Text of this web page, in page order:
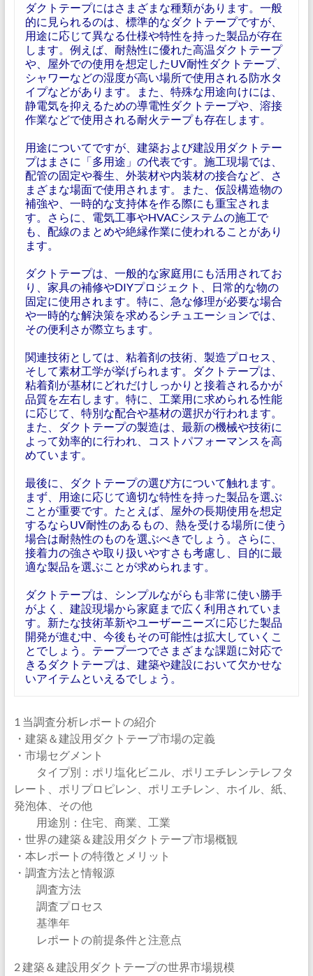
ダクトテープにはさまざまな種類があります。一般
的に見られるのは、標準的なダクトテープですが、
用途に応じて異なる仕様や特性を持った製品が存在
します。例えば、耐熱性に優れた高温ダクトテープ
や、屋外での使用を想定したUV耐性ダクトテープ、
シャワーなどの湿度が高い場所で使用される防水タ
イプなどがあります。また、特殊な用途向けには、
静電気を抑えるための導電性ダクトテープや、溶接
作業などで使用される耐火テープも存在します。
用途についてですが、建築および建設用ダクトテー
プはまさに「多用途」の代表です。施工現場では、
配管の固定や養生、外装材や内装材の接合など、さ
まざまな場面で使用されます。また、仮設構造物の
補強や、一時的な支持体を作る際にも重宝されま
す。さらに、電気工事やHVACシステムの施工で
も、配線のまとめや絶縁作業に使われることがあり
ます。
ダクトテープは、一般的な家庭用にも活用されてお
り、家具の補修やDIYプロジェクト、日常的な物の
固定に使用されます。特に、急な修理が必要な場合
や一時的な解決策を求めるシチュエーションでは、
その便利さが際立ちます。
関連技術としては、粘着剤の技術、製造プロセス、
そして素材工学が挙げられます。ダクトテープは、
粘着剤が基材にどれだけしっかりと接着されるかが
品質を左右します。特に、工業用に求められる性能
に応じて、特別な配合や基材の選択が行われます。
また、ダクトテープの製造は、最新の機械や技術に
よって効率的に行われ、コストパフォーマンスを高
めています。
最後に、ダクトテープの選び方について触れます。
まず、用途に応じて適切な特性を持った製品を選ぶ
ことが重要です。たとえば、屋外の長期使用を想定
するならUV耐性のあるもの、熱を受ける場所に使う
場合は耐熱性のものを選ぶべきでしょう。さらに、
接着力の強さや取り扱いやすさも考慮し、目的に最
適な製品を選ぶことが求められます。
ダクトテープは、シンプルながらも非常に使い勝手
がよく、建設現場から家庭まで広く利用されていま
す。新たな技術革新やユーザーニーズに応じた製品
開発が進む中、今後もその可能性は拡大していくこ
とでしょう。テープ一つでさまざまな課題に対応で
きるダクトテープは、建築や建設において欠かせな
いアイテムといえるでしょう。
1 当調査分析レポートの紹介
・建築＆建設用ダクトテープ市場の定義
・市場セグメント
タイプ別：ポリ塩化ビニル、ポリエチレンテレフタ
レート、ポリプロピレン、ポリエチレン、ホイル、紙、
発泡体、その他
用途別：住宅、商業、工業
・世界の建築＆建設用ダクトテープ市場概観
・本レポートの特徴とメリット
・調査方法と情報源
調査方法
調査プロセス
基準年
レポートの前提条件と注意点
2 建築＆建設用ダクトテープの世界市場規模